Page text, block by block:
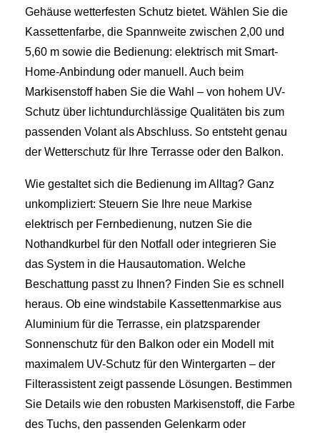
Gehäuse wetterfesten Schutz bietet. Wählen Sie die
Kassettenfarbe, die Spannweite zwischen 2,00 und
5,60 m sowie die Bedienung: elektrisch mit Smart-
Home-Anbindung oder manuell. Auch beim
Markisenstoff haben Sie die Wahl – von hohem UV-
Schutz über lichtundurchlässige Qualitäten bis zum
passenden Volant als Abschluss. So entsteht genau
der Wetterschutz für Ihre Terrasse oder den Balkon.
Wie gestaltet sich die Bedienung im Alltag? Ganz
unkompliziert: Steuern Sie Ihre neue Markise
elektrisch per Fernbedienung, nutzen Sie die
Nothandkurbel für den Notfall oder integrieren Sie
das System in die Hausautomation. Welche
Beschattung passt zu Ihnen? Finden Sie es schnell
heraus. Ob eine windstabile Kassettenmarkise aus
Aluminium für die Terrasse, ein platzsparender
Sonnenschutz für den Balkon oder ein Modell mit
maximalem UV-Schutz für den Wintergarten – der
Filterassistent zeigt passende Lösungen. Bestimmen
Sie Details wie den robusten Markisenstoff, die Farbe
des Tuchs, den passenden Gelenkarm oder